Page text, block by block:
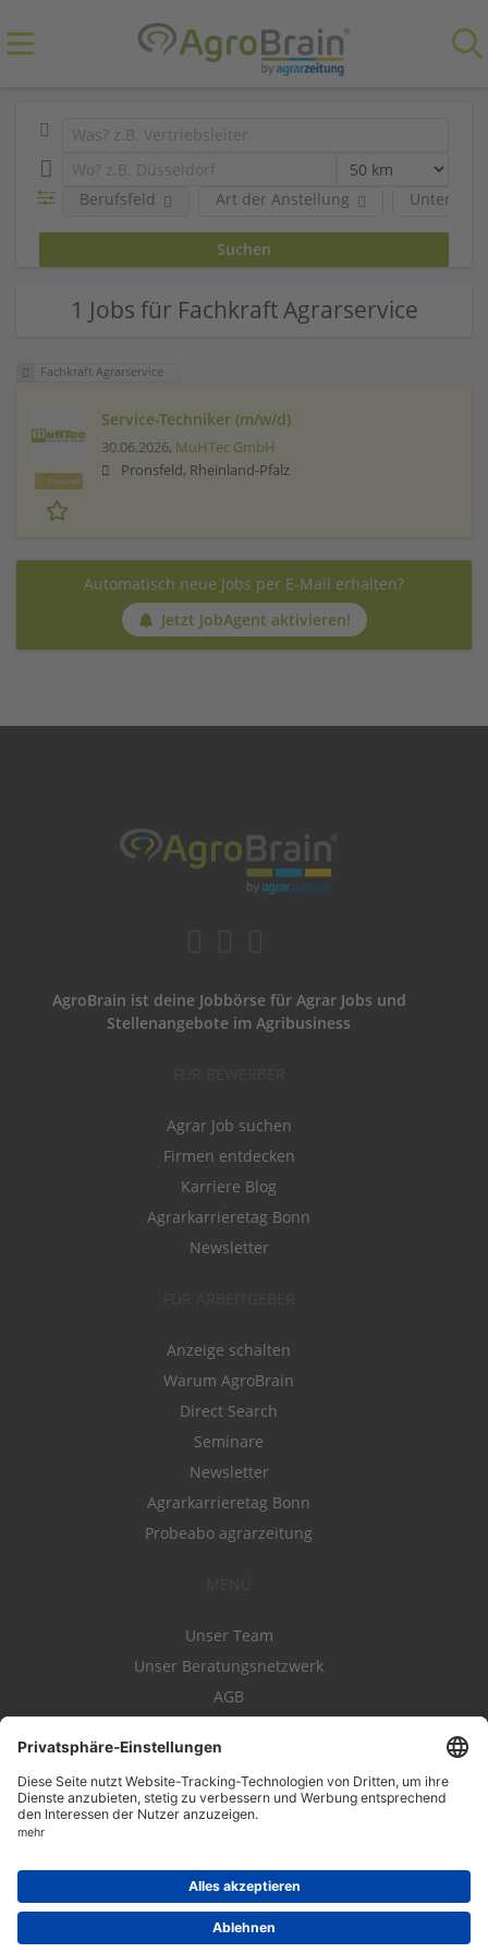
Art der Anstellung
Berufsfeld
1 Jobs für Fachkraft Agrarservice
Fachkraft Agrarservice
Featured
Service-Techniker (m/w/d)
30.06.2026, MuHTec GmbH
Pronsfeld, Rheinland-Pfalz
Automatisch neue Jobs per E-Mail erhalten?
Jetzt JobAgent aktivieren!
AgroBrain ist deine Jobbörse für Agrar Jobs und
Stellenangebote im Agribusiness
Agrar Job suchen
Firmen entdecken
Karriere Blog
Agrarkarrieretag Bonn
Newsletter
Anzeige schalten
Warum AgroBrain
Direct Search
Seminare
Newsletter
Agrarkarrieretag Bonn
Probeabo agrarzeitung
Unser Team
Unser Beratungsnetzwerk
AGB
Datenschutz
Impressum
Kontakt